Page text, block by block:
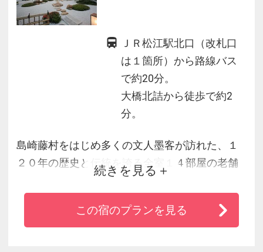
ＪＲ松江駅北口（改札口
は１箇所）から路線バス
で約20分。
大橋北詰から徒歩で約2
分。
島崎藤村をはじめ多くの文人墨客が訪れた、１
２０年の歴史と伝統を誇る全室１４部屋の老舗
４階のお部屋には、伝統に新しい感性を調和さ
せ、全室展望風呂を設えました。
続きを見る
この宿のプランを見る